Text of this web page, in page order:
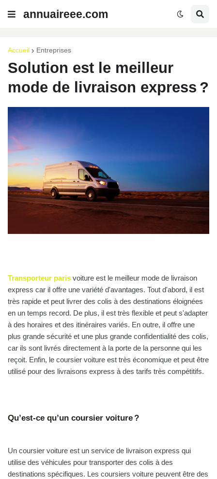
annuaireee.com
Accueil Entreprises
Solution est le meilleur
mode de livraison express ?
Transporteur paris voiture est le meilleur mode de livraison
express car il offre une variété d'avantages. Tout d'abord, il est
très rapide et peut livrer des colis à des destinations éloignées
en un temps record. De plus, il est très flexible et peut s'adapter
à des horaires et des itinéraires variés. En outre, il offre une
plus grande sécurité et une plus grande confidentialité des colis,
car ils sont livrés directement à la porte de la personne qui les
reçoit. Enfin, le coursier voiture est très économique et peut être
utilisé pour des livraisons express à des tarifs très compétitifs.
Qu’est-ce qu’un coursier voiture ?
Un coursier voiture est un service de livraison express qui
utilise des véhicules pour transporter des colis à des
destinations spécifiques. Les coursiers voiture peuvent être des